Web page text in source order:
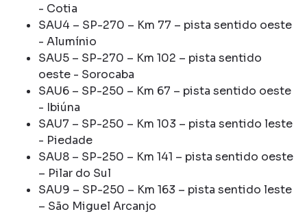
- Cotia
SAU4 – SP-270 – Km 77 – pista sentido oeste
- Alumínio
SAU5 – SP-270 – Km 102 – pista sentido
oeste - Sorocaba
SAU6 – SP-250 – Km 67 – pista sentido oeste
- Ibiúna
SAU7 – SP-250 – Km 103 – pista sentido leste
- Piedade
SAU8 – SP-250 – Km 141 – pista sentido oeste
– Pilar do Sul
SAU9 – SP-250 – Km 163 – pista sentido leste
– São Miguel Arcanjo